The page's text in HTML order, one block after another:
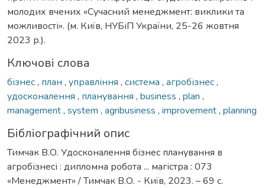
молодих вчених «Сучасний менеджмент: виклики та
можливості». (м. Київ, НУБіП України, 25-26 жовтня
2023 р.).
Ключові слова
бізнес, план , управління , система , агробізнес,
удосконалення , планування , business , plan ,
management, system , agribusiness , improvement, planning
Бібліографічний опис
Тимчак В.О. Удосконалення бізнес планування в
агробізнесі : дипломна робота ... магістра : 073
«Менеджмент» / Тимчак В.О. - Київ, 2023. – 69 с.